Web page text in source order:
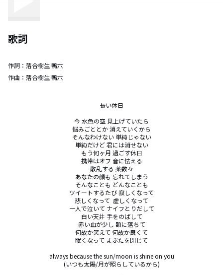
歌詞
作詞： 落合樹生 鴨六
作曲： 落合樹生 鴨六
長い休日
今 水色の空 見上げていたら
悩みごととか 消えていくから
そんなわけない 単純じゃない
単純だけど 君には消せない
もう何ヶ月 過ごす休日
携帯はオフ 音に怯える
散乱する 薬数々
あなたの顔も 忘れてしまう
そんなことも どんなことも
ツイートするたび 寂しくなって
悲しくなって  虚しくなって
一人で泣いて ナイフとりだして
白い天井 手をのばして
赤い血が少し 額に落ちて
何故か笑えて 何故か良くて
眠くなって まぶたを閉じて
always because the sun/moon is shine on you
(いつも太陽/月が照らしているから)